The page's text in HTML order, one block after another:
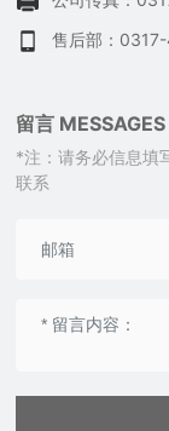
售后部：
留言 MESSAGES
*注：请务必信息填
联系